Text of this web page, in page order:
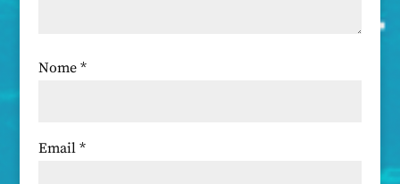
Nome *
Email *